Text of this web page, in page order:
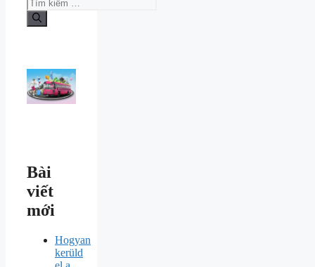
Bài
viết
mới
Hogyan
kerüld